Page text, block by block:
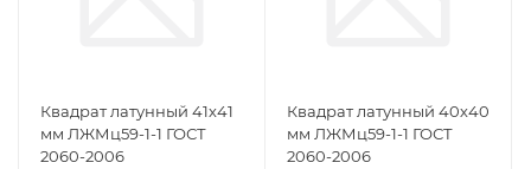
Квадрат латунный 41х41
мм ЛЖМц59-1-1 ГОСТ
2060-2006
Квадрат латунный 40х40
мм ЛЖМц59-1-1 ГОСТ
2060-2006